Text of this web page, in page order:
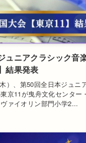
ュニアクラシック音
結果発表
）、第50回全日本ジュニ
京11が曳舟文化センター
ァイオリン部門小学2...